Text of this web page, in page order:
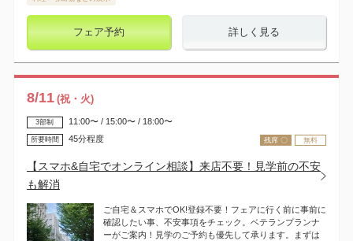
フェア予約 詳しく見る
8/11 (祝・火)
残席 〇 無料
3部制 11:00〜 / 15:00〜 / 18:00〜
所要時間 45分程度
【スマホ&自宅でオンライン相談】来店不要！見学前の不安
も解消
ご自宅＆スマホでOK!登録不要！フェアに行く前に事前に
確認したい事、不安事項をチェック。ベテランプランナ
ーがご案内！見学のご予約も優先して承ります。まずは